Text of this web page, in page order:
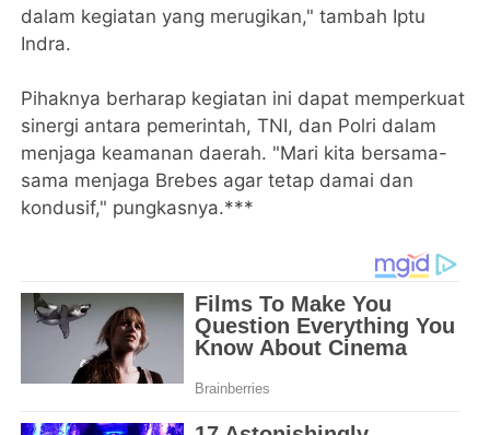
dalam kegiatan yang merugikan," tambah Iptu
Indra.
Pihaknya berharap kegiatan ini dapat memperkuat
sinergi antara pemerintah, TNI, dan Polri dalam
menjaga keamanan daerah. "Mari kita bersama-
sama menjaga Brebes agar tetap damai dan
kondusif," pungkasnya.***